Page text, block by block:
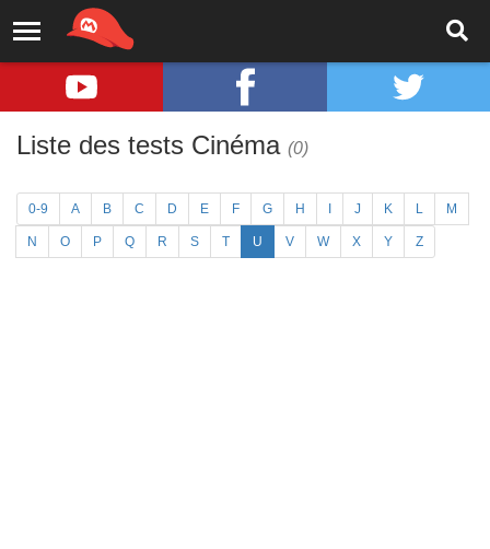
Liste des tests Cinéma (0)
0-9 A B C D E F G H J K L M
N O P Q R S T U V W X Y Z